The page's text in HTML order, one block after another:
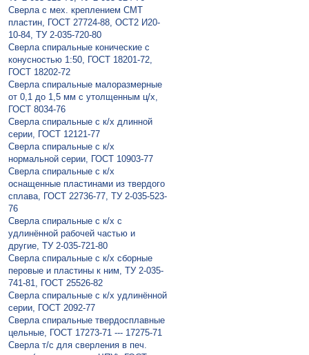
Сверла с мех. креплением СМТ
пластин, ГОСТ 27724-88, ОСТ2 И20-
10-84, ТУ 2-035-720-80
Сверла спиральные конические с
конусностью 1:50, ГОСТ 18201-72,
ГОСТ 18202-72
Сверла спиральные малоразмерные
от 0,1 до 1,5 мм с утолщенным ц/х,
ГОСТ 8034-76
Сверла спиральные с к/х длинной
серии, ГОСТ 12121-77
Сверла спиральные с к/х
нормальной серии, ГОСТ 10903-77
Сверла спиральные с к/х
оснащенные пластинами из твердого
сплава, ГОСТ 22736-77, ТУ 2-035-523-
76
Сверла спиральные с к/х с
удлинённой рабочей частью и
другие, ТУ 2-035-721-80
Сверла спиральные с к/х сборные
перовые и пластины к ним, ТУ 2-035-
741-81, ГОСТ 25526-82
Сверла спиральные с к/х удлинённой
серии, ГОСТ 2092-77
Сверла спиральные твердосплавные
цельные, ГОСТ 17273-71 --- 17275-71
Сверла т/с для сверления в печ.